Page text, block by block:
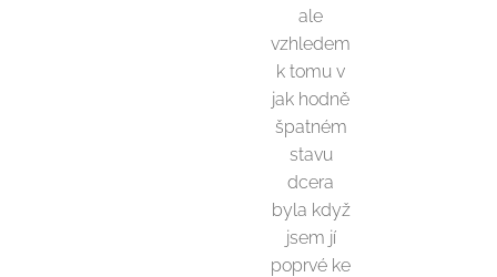
ale
vzhledem
k tomu v
jak hodně
špatném
stavu
dcera
byla když
jsem jí
poprvé ke